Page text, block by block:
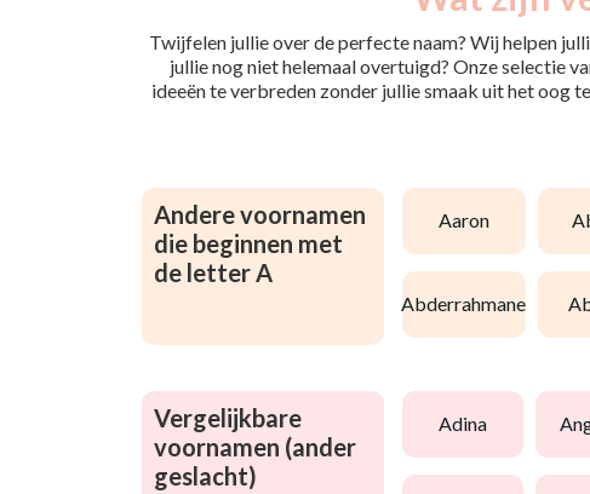
Twijfelen jullie over de perfecte naam? Wij helpen
jullie nog niet helemaal overtuigd? Onze selectie
ideeën te verbreden zonder jullie smaak uit het oog
Andere voornamen
die beginnen met
de letter A
aaron
abderrahmane
Vergelijkbare
voornamen (ander
geslacht)
adina